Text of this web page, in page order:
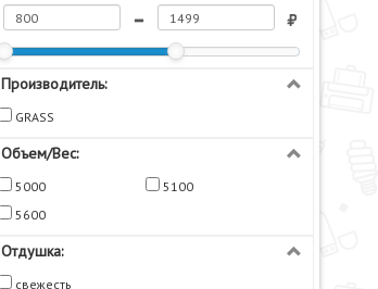
Производитель:
GRASS
Объем/Вес:
5000
5100
5600
Отдушка:
свежесть